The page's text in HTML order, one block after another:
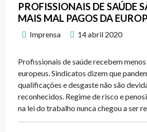
PROFISSIONAIS DE SAÚDE
MAIS MAL PAGOS DA
Imprensa 14 abril 2020
Profissionais de saúde recebem
europeus. Sindicatos dizem que
qualificações e desgaste não são
reconhecidos. Regime de risco e
na lei do trabalho nunca chegou a ser